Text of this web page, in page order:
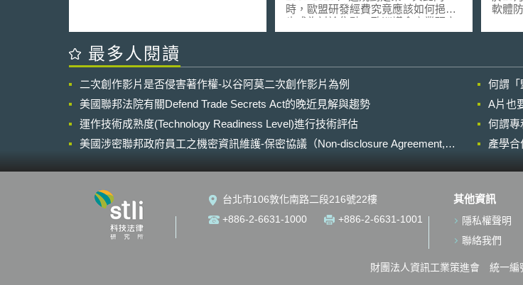
時，歐盟研發經費究竟應該如何挹注
也成為討論焦點。歐洲議會產業研究
暨能源委員會（ Industry, Research
減至約 54.5 億歐元左右，但相較於第
七期研發綱要計畫，該經費仍成長許
多。 此外 ITRE 也決定，基於倫
理考量，以下的科技研究領域將無法
獲得歐盟補助：複製人、人類基因體
的遺傳性改變（ heritable
）、為取得幹細胞進行研究而複製人
歐盟經費可以用於補助人類幹細胞的
研究，只要幹細胞的來源不是經由複
製人類胚胎兒取得，但研究者必須切
實遵守會員國之相關科技政策及法令
規定，研究之進行並應依法予以嚴格
軟體
推動
體事
CRI
標誌
最新進展。 英國
Office
一。
2025
均成
法演
為透
入侵
最多人閱讀
二次創作影片是否侵害著作權-以谷阿莫二次創作影片為例
何謂「
美國聯邦法院有關Defend Trade Secrets Act的晚近見解與趨勢
A片也
運作技術成熟度(Technology Readiness Level)進行技術評估
何謂專
美國涉密聯邦政府員工之機密資訊維護-保密協議（Non-disclosure Agreement,
產學
台北市106敦化南路二段216號22樓
+886-2-6631-1000
+886-2-6631-1001
其他資訊
隱私權聲明
聯絡我們
財團法人資訊工業策進會 統一編